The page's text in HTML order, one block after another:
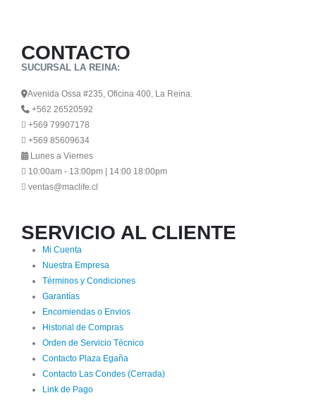
CONTACTO
SUCURSAL LA REINA:
Avenida Ossa #235, Oficina 400, La Reina.
+562 26520592
+569 79907178
+569 85609634
Lunes a Viernes
10:00am - 13:00pm | 14:00 18:00pm
ventas@maclife.cl
SERVICIO AL CLIENTE
Mi Cuenta
Nuestra Empresa
Términos y Condiciones
Garantías
Encomiendas o Envios
Historial de Compras
Orden de Servicio Técnico
Contacto Plaza Egaña
Contacto Las Condes (Cerrada)
Link de Pago